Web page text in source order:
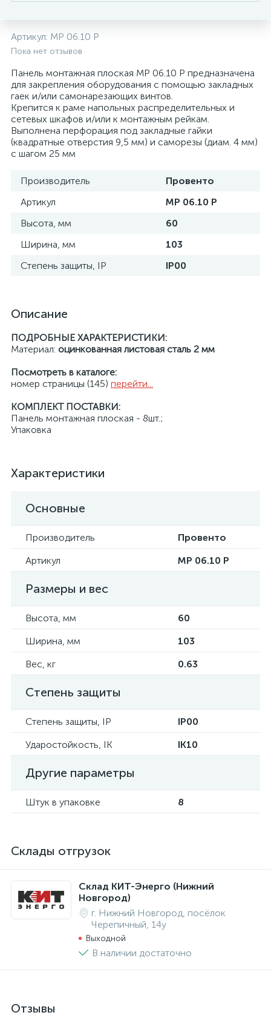
Артикул: MP 06.10 P
Пока нет отзывов
Панель монтажная плоская MP 06.10 P предназначена
для закрепления оборудования с помощью закладных
гаек и/или самонарезающих винтов.
Крепится к раме напольных распределительных и
сетевых шкафов и/или к монтажным рейкам.
Выполнена перфорация под закладные гайки
(квадратные отверстия 9,5 мм) и саморезы (диам. 4 мм)
с шагом 25 мм
Производитель
Провенто
Артикул
MP 06.10 P
Высота, мм
60
Ширина, мм
103
Степень защиты, IP
IP00
Описание
ПОДРОБНЫЕ ХАРАКТЕРИСТИКИ:
Материал: оцинкованная листовая сталь 2 мм
Посмотреть в каталоге:
номер страницы (145) перейти...
КОМПЛЕКТ ПОСТАВКИ:
Панель монтажная плоская - 8шт.;
Упаковка
Характеристики
Основные
Производитель
Провенто
Артикул
MP 06.10 P
Размеры и вес
Высота, мм
60
Ширина, мм
103
Вес, кг
0.63
Степень защиты
Степень защиты, IP
IP00
Ударостойкость, IK
IK10
Другие параметры
Штук в упаковке 8
Склады отгрузок
Склад КИТ-Энерго (Нижний
Новгород)
г. Нижний Новгород, посёлок
Черепичный, 14у
Выходной
В наличии достаточно
Отзывы